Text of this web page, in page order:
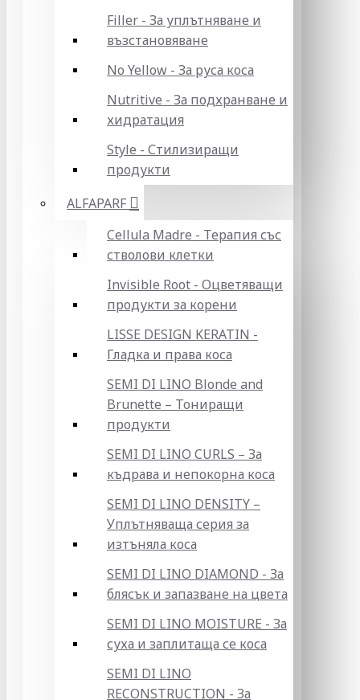
Filler - За уплътняване и
възстановяване
No Yellow - За руса коса
Nutritive - За подхранване и
хидратация
Style - Стилизиращи
продукти
ALFAPARF
Cellula Madre - Терапия със
стволови клетки
Invisible Root - Оцветяващи
продукти за корени
LISSE DESIGN KERATIN -
Гладка и права коса
SEMI DI LINO Blonde and
Brunette – Тониращи
продукти
SEMI DI LINO CURLS – За
къдрава и непокорна коса
SEMI DI LINO DENSITY –
Уплътняваща серия за
изтъняла коса
SEMI DI LINO DIAMOND - За
блясък и запазване на цвета
SEMI DI LINO MOISTURE - За
суха и заплитаща се коса
SEMI DI LINO
RECONSTRUCTION - За